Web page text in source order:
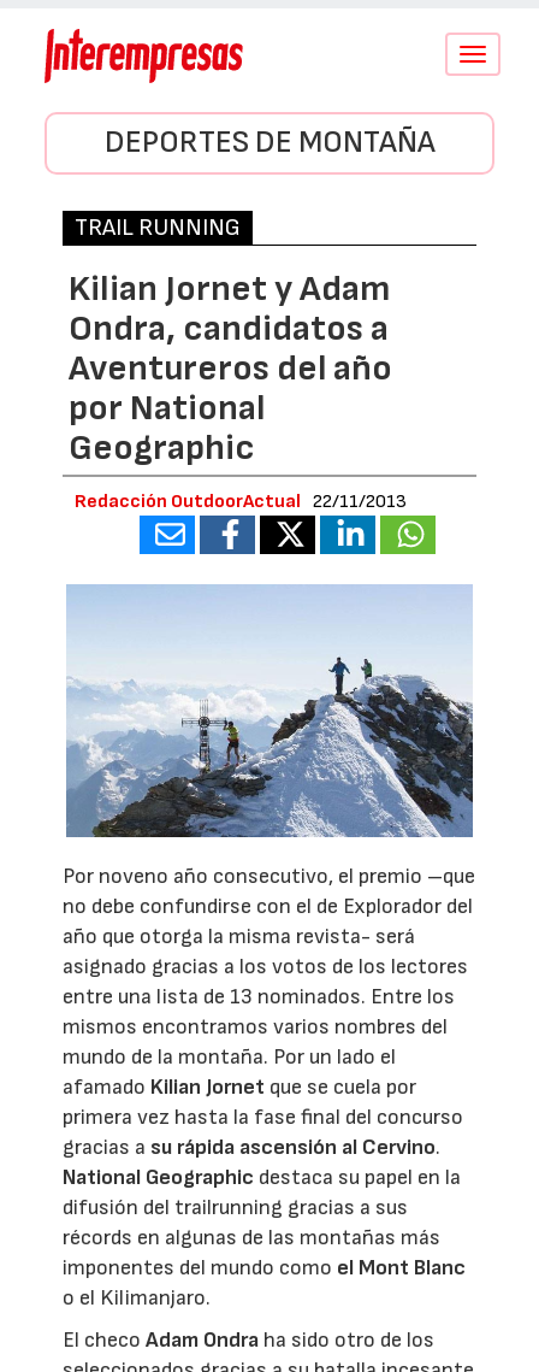
Conmutar
DEPORTES DE MONTAÑA
TRAIL RUNNING
Kilian Jornet y Adam
Ondra, candidatos a
Aventureros del año
por National
Geographic
Redacción OutdoorActual 22/11/2013
Por noveno año consecutivo, el premio –que
no debe confundirse con el de Explorador del
año que otorga la misma revista- será
asignado gracias a los votos de los lectores
entre una lista de 13 nominados. Entre los
mismos encontramos varios nombres del
mundo de la montaña. Por un lado el
afamado Kilian Jornet que se cuela por
primera vez hasta la fase final del concurso
gracias a su rápida ascensión al Cervino.
National Geographic destaca su papel en la
difusión del trailrunning gracias a sus
récords en algunas de las montañas más
imponentes del mundo como el Mont Blanc
o el Kilimanjaro.
El checoAdam Ondra ha sido otro de los